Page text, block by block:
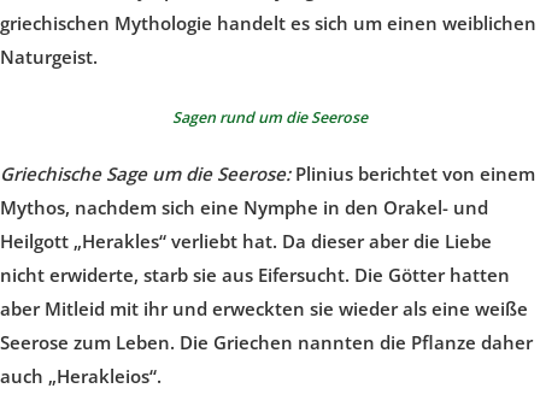
griechischen Mythologie handelt es sich um einen weiblichen
Naturgeist.
Sagen rund um die Seerose
Griechische Sage um die Seerose:Plinius berichtet von einem
Mythos, nachdem sich eine Nymphe in den Orakel- und
Heilgott „Herakles“ verliebt hat. Da dieser aber die Liebe
nicht erwiderte, starb sie aus Eifersucht. Die Götter hatten
aber Mitleid mit ihr und erweckten sie wieder als eine weiße
Seerose zum Leben. Die Griechen nannten die Pflanze daher
auch „Herakleios“.